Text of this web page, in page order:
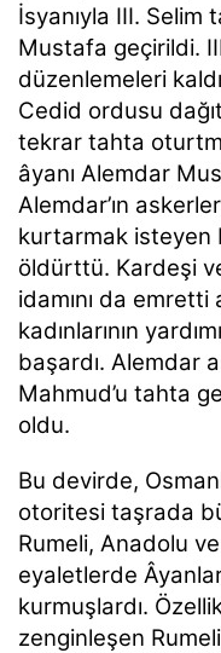
İsyanıyla III. Selim
Mustafa geçirildi.
düzenlemeleri
Cedid ordusu
tekrar tahta
âyanı Alemdar
Alemdar’ın
kurtarmak isteyen
öldürttü. Kardeşi
idamını da
kadınlarının
başardı. Alemdar
Mahmud’u tahta
oldu.
Bu devirde,
otoritesi taşrada
Rumeli, Anadolu ve
eyaletlerde
kurmuşlardı.
zenginleşen